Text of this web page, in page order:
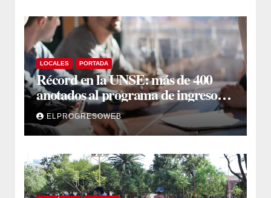
LOCALES PORTADA
Récord en la UNSE: más de 400
anotados al programa de ingreso
sin secundario
ELPROGRESOWEB